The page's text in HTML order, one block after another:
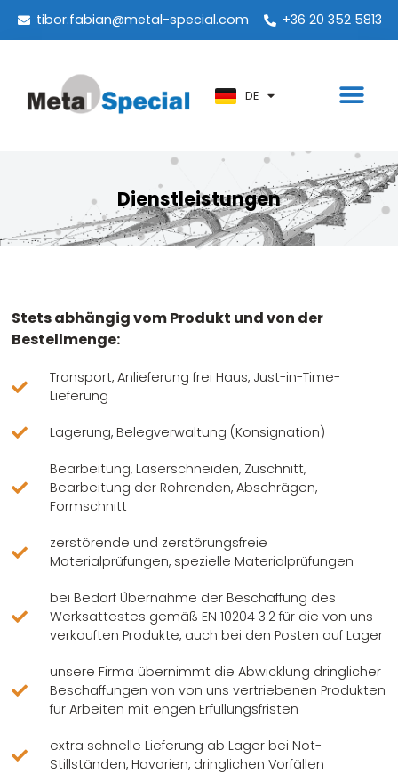
tibor.fabian@metal-special.com +36 20 352 5813
DE
PT
KO
AR
Dienstleistungen
Stets abhängig vom Produkt und von der
Bestellmenge:
Transport, Anlieferung frei Haus, Just-in-Time-
Lieferung
Lagerung, Belegverwaltung (Konsignation)
Bearbeitung, Laserschneiden, Zuschnitt,
Bearbeitung der Rohrenden, Abschrägen,
Formschnitt
zerstörende und zerstörungsfreie
Materialprüfungen, spezielle Materialprüfungen
bei Bedarf Übernahme der Beschaffung des
Werksattestes gemäß EN 10204 3.2 für die von uns
verkauften Produkte, auch bei den Posten auf Lager
unsere Firma übernimmt die Abwicklung dringlicher
Beschaffungen von von uns vertriebenen Produkten
für Arbeiten mit engen Erfüllungsfristen
extra schnelle Lieferung ab Lager bei Not-
Stillständen, Havarien, dringlichen Vorfällen